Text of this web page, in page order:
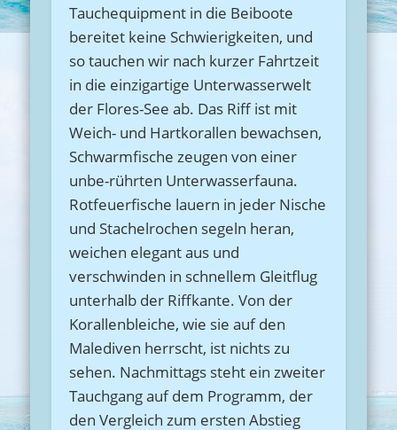
Tauchequipment in die Beiboote
bereitet keine Schwierigkeiten, und
so tauchen wir nach kurzer Fahrtzeit
in die einzigartige Unterwasserwelt
der Flores-See ab. Das Riff ist mit
Weich- und Hartkorallen bewachsen,
Schwarmfische zeugen von einer
unbe-rührten Unterwasserfauna.
Rotfeuerfische lauern in jeder Nische
und Stachelrochen segeln heran,
weichen elegant aus und
verschwinden in schnellem Gleitflug
unterhalb der Riffkante. Von der
Korallenbleiche, wie sie auf den
Malediven herrscht, ist nichts zu
sehen. Nachmittags steht ein zweiter
Tauchgang auf dem Programm, der
den Vergleich zum ersten Abstieg